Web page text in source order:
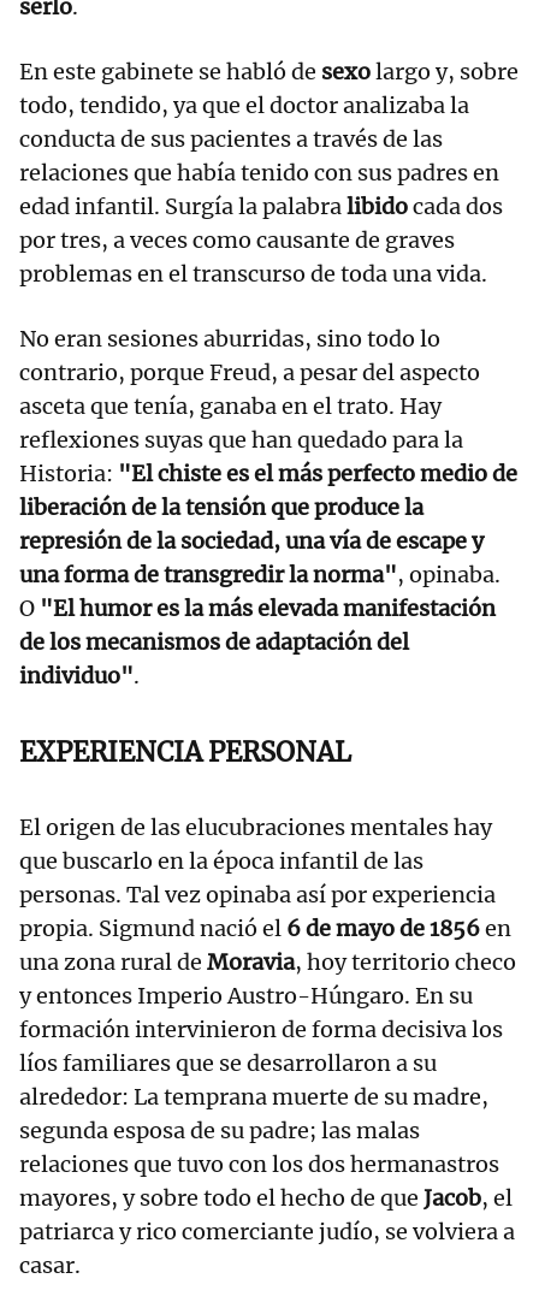
serlo.
En este gabinete se habló de sexolargo y, sobre
todo, tendido, ya que el doctor analizaba la
conducta de sus pacientes a través de las
relaciones que había tenido con sus padres en
edad infantil. Surgía la palabralibidocada dos
por tres, a veces como causante de graves
problemas en el transcurso de toda una vida.
No eran sesiones aburridas, sino todo lo
contrario, porque Freud, a pesar del aspecto
asceta que tenía, ganaba en el trato. Hay
reflexiones suyas que han quedado para la
Historia: "El chiste es el más perfecto medio de
liberación de la tensión que produce la
represión de la sociedad, una vía de escape y
una forma de transgredir la norma", opinaba.
O "El humor es la más elevada manifestación
de los mecanismos de adaptación del
individuo".
EXPERIENCIA PERSONAL
El origen de las elucubraciones mentales hay
que buscarlo en la época infantil de las
personas. Tal vez opinaba así por experiencia
propia. Sigmund nació el 6 de mayo de 1856en
una zona rural de Moravia, hoy territorio checo
y entonces Imperio Austro-Húngaro. En su
formación intervinieron de forma decisiva los
líos familiares que se desarrollaron a su
alrededor: La temprana muerte de su madre,
segunda esposa de su padre; las malas
relaciones que tuvo con los dos hermanastros
mayores, y sobre todo el hecho de que Jacob, el
patriarca y rico comerciante judío, se volviera a
casar.